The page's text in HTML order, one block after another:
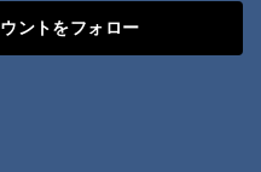
ントをフォロー